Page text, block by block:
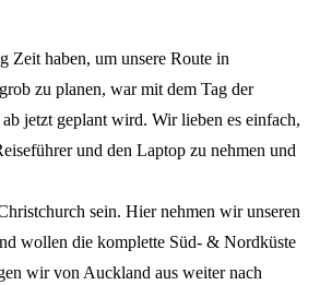
Zeit haben, um unsere Route in
zu planen, war mit dem Tag der
jetzt geplant wird. Wir lieben es einfach,
und den Laptop zu nehmen und
sein. Hier nehmen wir unseren
wollen die komplette Süd- & Nordküste
wir von Auckland aus weiter nach